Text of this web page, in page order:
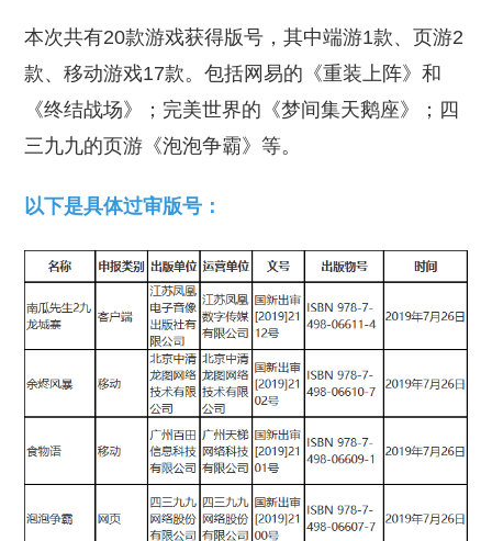
本次共有20款游戏获得版号，其中端游1款、页游2
款、移动游戏17款。包括网易的《重装上阵》和
《终结战场》；完美世界的《梦间集天鹅座》；四
三九九的页游《泡泡争霸》等。
以下是具体过审版号：